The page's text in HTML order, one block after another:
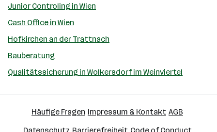
Junior Controling in Wien
Cash Office in Wien
Hofkirchen an der Trattnach
Bauberatung
Qualitätssicherung in Wolkersdorf im Weinviertel
Häufige Fragen Impressum & Kontakt AGB